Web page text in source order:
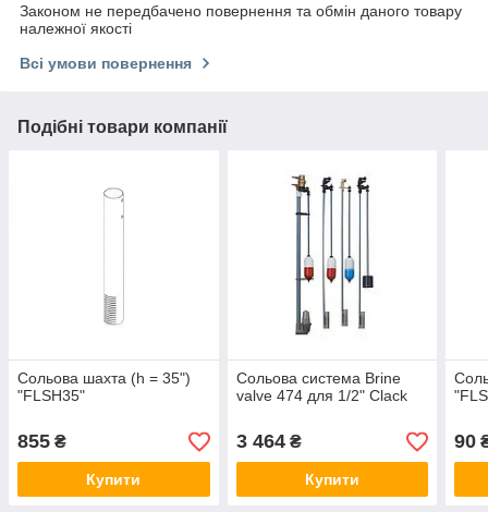
Законом не передбачено повернення та обмін даного товару
належної якості
Всі умови повернення
Подібні товари компанії
Сольова шахта (h = 35")
"FLSН35"
855 ₴
Купити
Сольова система Brine
valve 474 для 1/2" Clack
3 464₴
Купити
90